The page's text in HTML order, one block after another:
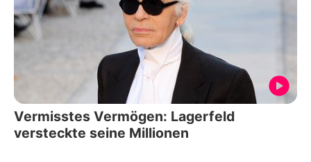
Vermisstes Vermögen: Lagerfeld
versteckte seine Millionen